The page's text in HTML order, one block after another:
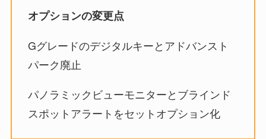
オプションの変更点
Gグレードのデジタルキーとアドバンスト
パーク廃止
パノラミックビューモニターとブラインド
スポットアラートをセットオプション化